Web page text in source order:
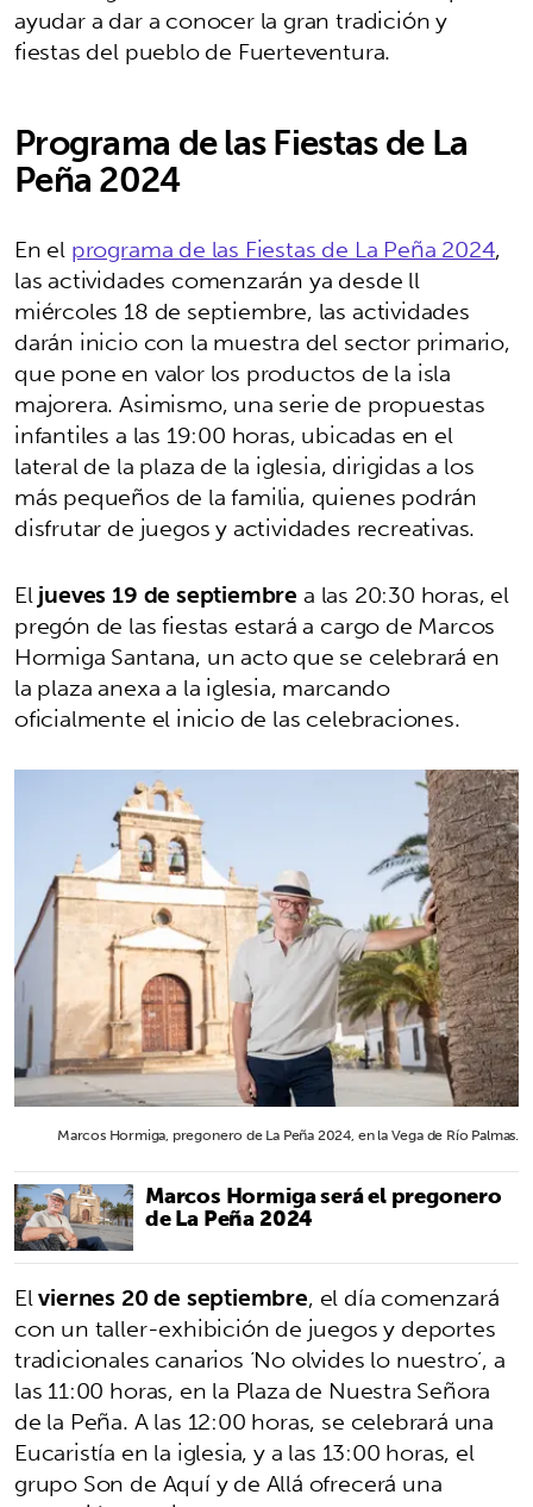
ayudar a dar a conocer la gran tradición y
fiestas del pueblo de Fuerteventura.
Programa de las Fiestas de La
Peña 2024
En elprograma de las Fiestas de La Peña 2024,
las actividades comenzarán ya desde ll
miércoles 18 de septiembre, las actividades
darán inicio con la muestra del sector primario,
que pone en valor los productos de la isla
majorera. Asimismo, una serie de propuestas
infantiles a las 19:00 horas, ubicadas en el
lateral de la plaza de la iglesia, dirigidas a los
más pequeños de la familia, quienes podrán
disfrutar de juegos y actividades recreativas.
Eljueves 19 de septiembrea las 20:30 horas, el
pregón de las fiestas estará a cargo de Marcos
Hormiga Santana, un acto que se celebrará en
la plaza anexa a la iglesia, marcando
oficialmente el inicio de las celebraciones.
Marcos Hormiga, pregonero de La Peña 2024, en la Vega de Río Palmas.
Marcos Hormiga será el pregonero
de La Peña 2024
Elviernes 20 de septiembre, el día comenzará
con un taller-exhibición de juegos y deportes
tradicionales canarios ‘No olvides lo nuestro’, a
las 11:00 horas, en la Plaza de Nuestra Señora
de la Peña. A las 12:00 horas, se celebrará una
Eucaristía en la iglesia, y a las 13:00 horas, el
grupo Son de Aquí y de Allá ofrecerá una